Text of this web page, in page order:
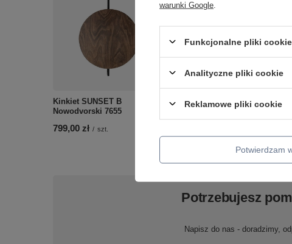
Kinkiet SUNSET B
Nowodvorski 7655
799,00 zł / szt.
POWER STRAIGHT
CONNECTOR 1-obwodowy
39,00 zł / szt.
Potrzebujesz
Napisz do nas - doradzimy,
warunki Google
Funkcjonalne pliki
Analityczne pliki cookie
Reklamowe pliki cookie
Potwierdzam